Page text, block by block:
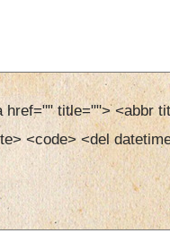
href="" title=""> <abbr
<code> <del